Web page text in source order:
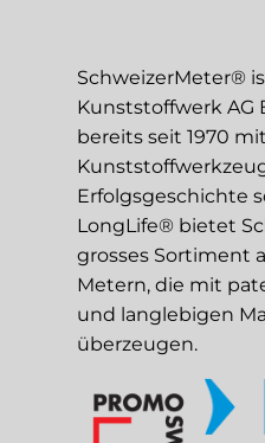
SchweizerMeter®
Kunststoffwerk AG
bereits seit 1970
Erfolgsgeschichte
LongLife® bietet
grosses Sortiment
Metern, die mit
und langlebigen
überzeugen.